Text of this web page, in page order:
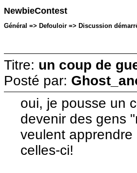
NewbieContest
Général => Defouloir => Discussion
Titre: un coup de
Posté par:
oui, je pousse un
devenir des gens
veulent
celles-ci!